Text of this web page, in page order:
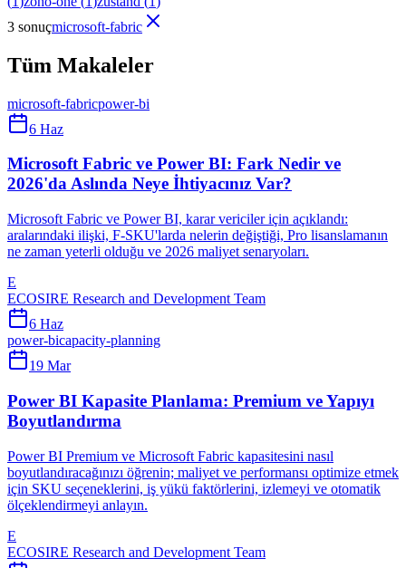
3 sonuçmicrosoft-fabric
Tüm Makaleler
microsoft-fabricpower-bi
6 Haz
Microsoft Fabric ve Power BI: Fark Nedir ve
2026'da Aslında Neye İhtiyacınız Var?
Microsoft Fabric ve Power BI, karar vericiler için açıklandı:
aralarındaki ilişki, F-SKU'larda nelerin değiştiği, Pro lisanslamanın
ne zaman yeterli olduğu ve 2026 maliyet senaryoları.
E
ECOSIRE Research and Development Team
6 Haz
power-bicapacity-planning
19 Mar
Power BI Kapasite Planlama: Premium ve Yapıyı
Boyutlandırma
Power BI Premium ve Microsoft Fabric kapasitesini nasıl
boyutlandıracağınızı öğrenin; maliyet ve performansı optimize etmek
için SKU seçeneklerini, iş yükü faktörlerini, izlemeyi ve otomatik
ölçeklendirmeyi anlayın.
E
ECOSIRE Research and Development Team